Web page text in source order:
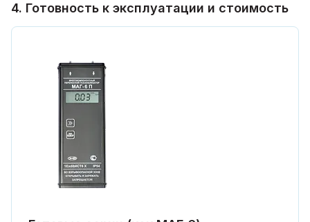
4. Готовность к эксплуатации и стоимость